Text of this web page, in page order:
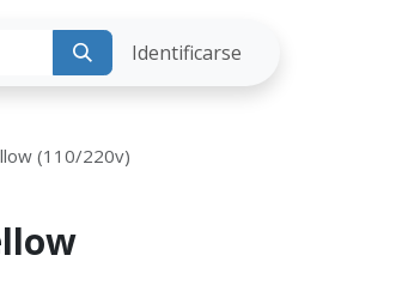
Identificarse
(110/220v)